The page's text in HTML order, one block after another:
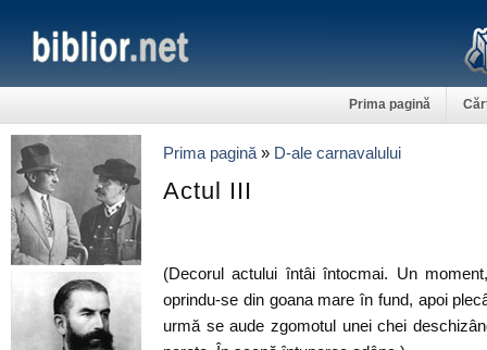
Prima pagină
Prima pagină » D-ale carnavalului
Actul III
(Decorul actului întâi întocmai. Un
oprindu-se din goana mare în fund, apoi
urmă se aude zgomotul unei chei